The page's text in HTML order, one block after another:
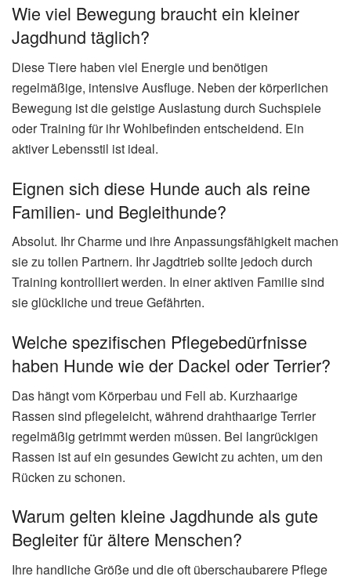
Wie viel Bewegung braucht ein kleiner
Jagdhund täglich?
Diese Tiere haben viel Energie und benötigen
regelmäßige, intensive Ausfluge. Neben der körperlichen
Bewegung ist die geistige Auslastung durch Suchspiele
oder Training für ihr Wohlbefinden entscheidend. Ein
aktiver Lebensstil ist ideal.
Eignen sich diese Hunde auch als reine
Familien- und Begleithunde?
Absolut. Ihr Charme und ihre Anpassungsfähigkeit machen
sie zu tollen Partnern. Ihr Jagdtrieb sollte jedoch durch
Training kontrolliert werden. In einer aktiven Familie sind
sie glückliche und treue Gefährten.
Welche spezifischen Pflegebedürfnisse
haben Hunde wie der Dackel oder Terrier?
Das hängt vom Körperbau und Fell ab. Kurzhaarige
Rassen sind pflegeleicht, während drahthaarige Terrier
regelmäßig getrimmt werden müssen. Bei langrückigen
Rassen ist auf ein gesundes Gewicht zu achten, um den
Rücken zu schonen.
Warum gelten kleine Jagdhunde als gute
Begleiter für ältere Menschen?
Ihre handliche Größe und die oft überschaubarere Pflege